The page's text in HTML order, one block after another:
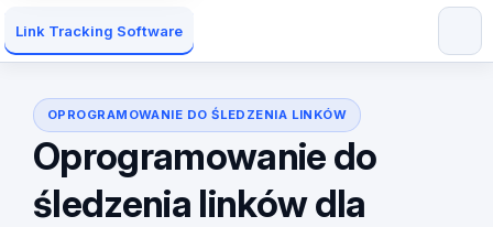
Link Tracking Software
OPROGRAMOWANIE DO ŚLEDZENIA LINKÓW
Oprogramowanie do
śledzenia linków dla